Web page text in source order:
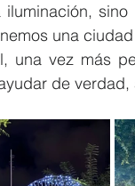
una
una vez más
de verdad,